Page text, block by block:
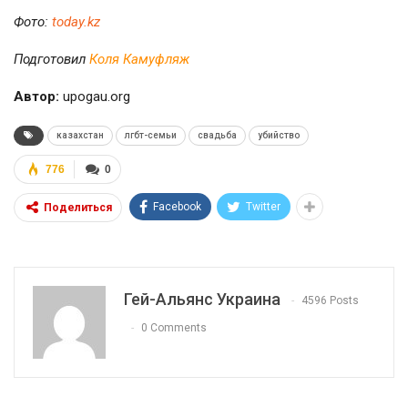
Фото: today.kz
Подготовил Коля Камуфляж
Автор: upogau.org
казахстан лгбт-семьи свадьба убийство
0
776
Поделиться Facebook Twitter
Гей-Альянс Украина 4596 Posts
0 Comments